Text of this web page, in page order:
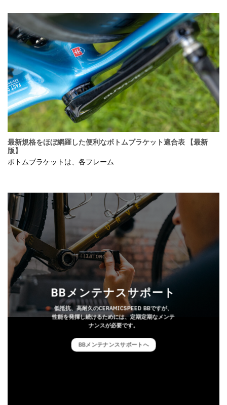
最新規格をほぼ網羅した便利なボトムブラケット適合表 【最新
版】
ボトムブラケットは、各フレーム
BBメンテナスサポート
低抵抗、高耐久のCERAMICSPEED BBですが、
性能を発揮し続けるためには、定期定期なメンテ
ナンスが必要です。
BBメンテナンスサポートへ